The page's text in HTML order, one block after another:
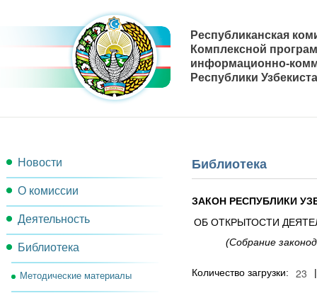
Республиканская
Комплексной
информационно-
Республики
Новости
О комиссии
Состав комиссии
Секретариат комиссии
Рабочий орган комиссии
Деятельность
План работы
Рабочие группы
Библиотека
Методические материалы
Библиотека
ЗАКОН РЕСПУБЛИКИ
ОБОТКРЫТОСТИ
(Собрание
Количество загрузки: